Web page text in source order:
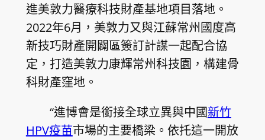
進美敦力醫療科技財產基地項目落地。
2022年6月，美敦力又與江蘇常州國度高
新技巧財產開闢區簽訂計謀一起配合協
定，打造美敦力康輝常州科技園，構建骨
科財產窪地。
“進博會是銜接全球立異與中國新竹
HPV疫苗市場的主要橋梁。依托這一開放